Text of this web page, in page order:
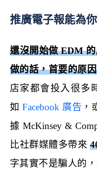
推廣電子報能為
還沒開始做 EDM
做的話，首要的原
店家都會投入很多
如Facebook 廣告 ，
據 McKinsey &
比社群媒體多帶來
字其實不是騙人的